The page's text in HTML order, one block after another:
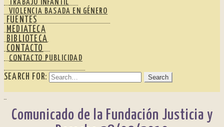
TRABAJO INFANTIL
VIOLENCIA BASADA EN GÉNERO
FUENTES
MEDIATECA
BIBLIOTECA
CONTACTO
CONTACTO PUBLICIDAD
SEARCH FOR:
Comunicado de la Fundación Justicia y